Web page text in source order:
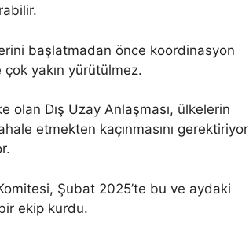
başlatmadan önce koordinasyon
yakın yürütülmez.
olan Dış Uzay Anlaşması, ülkelerin
etmekten kaçınmasını gerektiriyor
Şubat 2025’te bu ve aydaki
ekip kurdu.